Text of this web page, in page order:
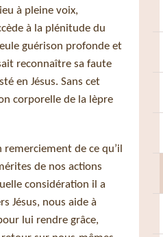
à pleine voix,
à la plénitude du
guérison profonde et
reconnaître sa faute
en Jésus. Sans cet
corporelle de la lèpre
de ce qu’il
de nos actions
considération il a
Jésus, nous aide à
lui rendre grâce,